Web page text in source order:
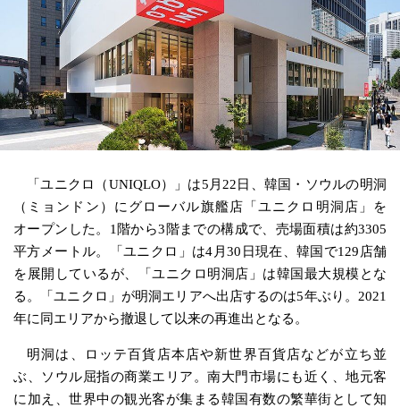
「ユニクロ（UNIQLO）」は5月22日、韓国・ソウルの明洞
（ミョンドン）にグローバル旗艦店「ユニクロ明洞店」を
オープンした。1階から3階までの構成で、売場面積は約3305
平方メートル。「ユニクロ」は4月30日現在、韓国で129店舗
を展開しているが、「ユニクロ明洞店」は韓国最大規模とな
る。「ユニクロ」が明洞エリアへ出店するのは5年ぶり。2021
年に同エリアから撤退して以来の再進出となる。
明洞は、ロッテ百貨店本店や新世界百貨店などが立ち並
ぶ、ソウル屈指の商業エリア。南大門市場にも近く、地元客
に加え、世界中の観光客が集まる韓国有数の繁華街として知